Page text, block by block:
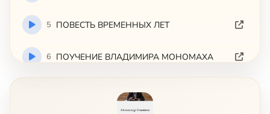
5 ПОВЕСТЬ ВРЕМЕННЫХ ЛЕТ
6 ПОУЧЕНИЕ ВЛАДИМИРА МОНОМАХА